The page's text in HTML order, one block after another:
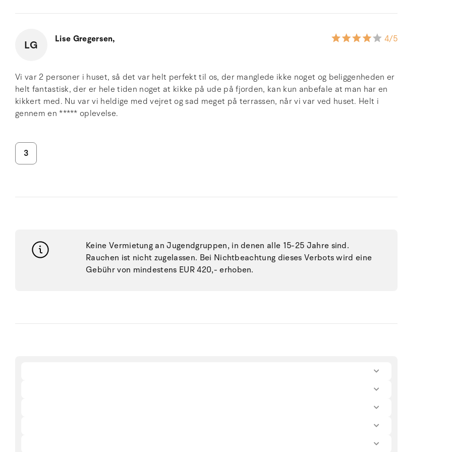
LG Lise Gregersen, 4/5
Vi var 2 personer i huset, så det var helt perfekt til os, der manglede ikke noget og beliggenheden er
helt fantastisk, der er hele tiden noget at kikke på ude på fjorden, kan kun anbefale at man har en
kikkert med. Nu var vi heldige med vejret og sad meget på terrassen, når vi var ved huset. Helt i
gennem en ***** oplevelse.
3
Keine Vermietung an Jugendgruppen, in denen alle 15-25 Jahre sind.
Rauchen ist nicht zugelassen. Bei Nichtbeachtung dieses Verbots wird eine
Gebühr von mindestens EUR 420,- erhoben.